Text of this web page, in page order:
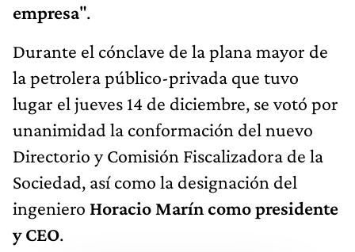
empresa".
Durante el cónclave de la plana mayor de
la petrolera público-privada que tuvo
lugar el jueves 14 de diciembre, se votó por
unanimidad la conformación del nuevo
Directorio y Comisión Fiscalizadora de la
Sociedad, así como la designación del
ingeniero Horacio Marín como presidente
y CEO.